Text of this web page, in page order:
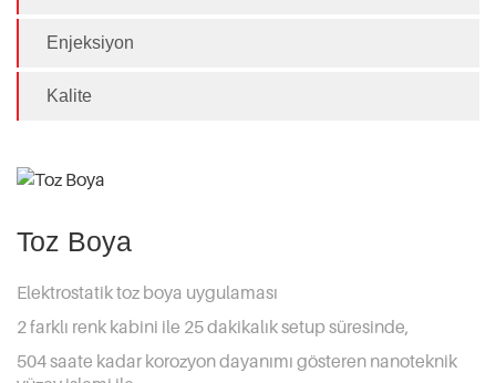
Enjeksiyon
Kalite
Toz Boya
Elektrostatik toz boya uygulaması
2 farklı renk kabini ile 25 dakikalık setup süresinde,
504 saate kadar korozyon dayanımı gösteren nanoteknik